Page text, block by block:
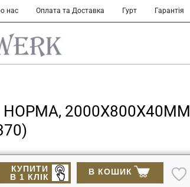
нас Оплата та Доставка Гурт Гарантія
2000X800X40MM
В КОШИК
КУПИТИ
В 1 КЛІК